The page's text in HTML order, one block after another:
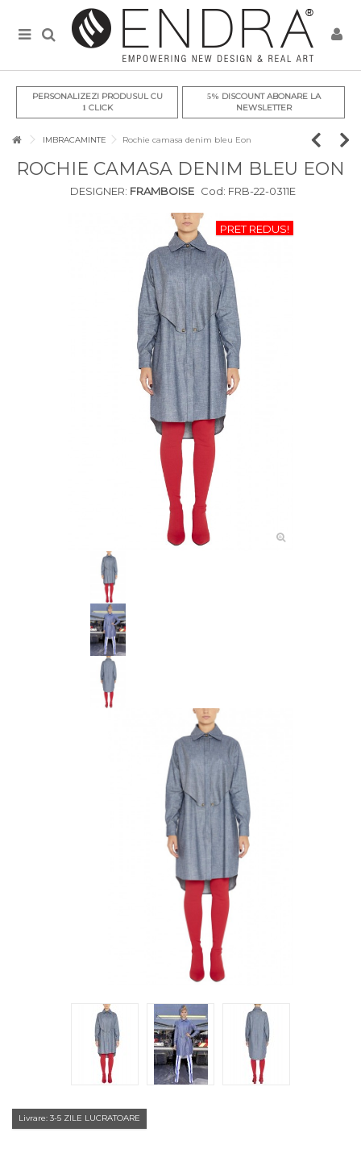
PERSONALIZEZI PRODUSUL CU
1CLICK
5% DISCOUNT ABONARE LA
NEWSLETTER
IMBRACAMINTE Rochie camasa denim bleu Eon
ROCHIE CAMASA DENIM BLEU EON
DESIGNER: FRAMBOISE Cod: FRB-22-0311E
PRET REDUS!
Livrare: 3-5 ZILE LUCRATOARE